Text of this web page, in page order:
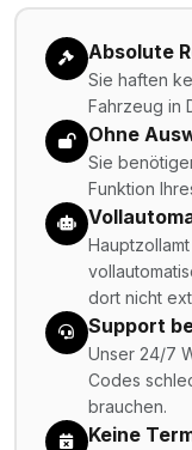
Absolute
Sie haften
Fahrzeug in
Ohne
Sie
Funktion
dort nicht
Support
Unser 24/7
Codes
brauchen.
Keine